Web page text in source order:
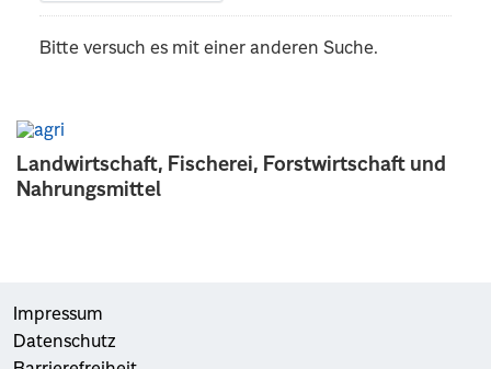
Landwirtschaft, Fischerei, Forstwirtschaft und
Nahrungsmittel
Bitte versuch es mit einer anderen Suche.
Impressum
Datenschutz